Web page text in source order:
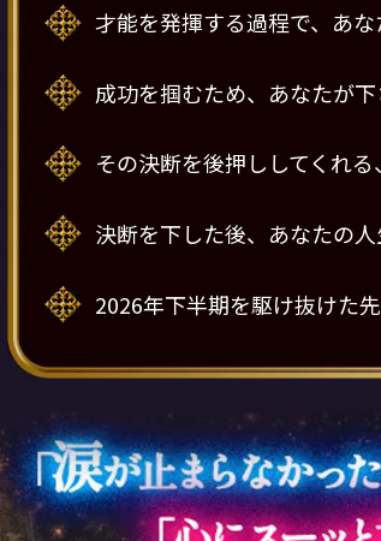
才能を発揮する過程で、あ
成功を掴むため、あなたが
その決断を後押ししてくれ
決断を下した後、あなたの
2026年下半期を駆け抜けた